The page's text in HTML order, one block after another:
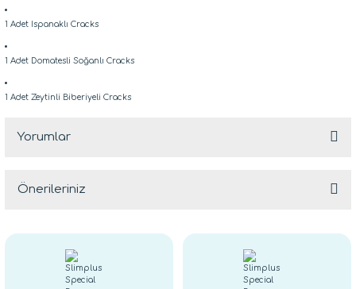
1 Adet Ispanaklı Cracks
1 Adet Domatesli Soğanlı Cracks
1 Adet Zeytinli Biberiyeli Cracks
Yorumlar
Önerileriniz
Bu ürünün fiyat bilgisi, resim, ürün açıklamalarında ve diğer
konularda yetersiz gördüğünüz noktaları öneri formunu
kullanarak tarafımıza iletebilirsiniz.
Görüş ve önerileriniz için teşekkür ederiz.